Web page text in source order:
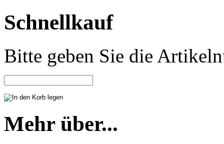
Schnellkauf
Bitte geben Sie die
Mehr über...